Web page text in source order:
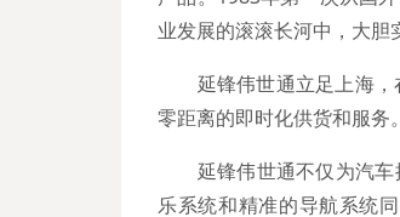
业发展的滚滚长河中，大胆
延锋伟世通立足上海，
零距离的即时化供货和服务。
延锋伟世通不仅为汽车
乐系统和精准的导航系统